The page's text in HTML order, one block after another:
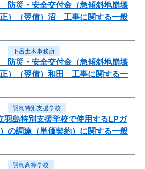
防災・安全交付金（急傾斜地崩壊
）（翌債）沼 工事に関する一般
下呂土木事務所
防災・安全交付金（急傾斜地崩壊
）（翌債）和田 工事に関する一
羽島特別支援学校
羽島特別支援学校で使用するLPガ
の調達（単価契約）に関する一般
羽島高等学校